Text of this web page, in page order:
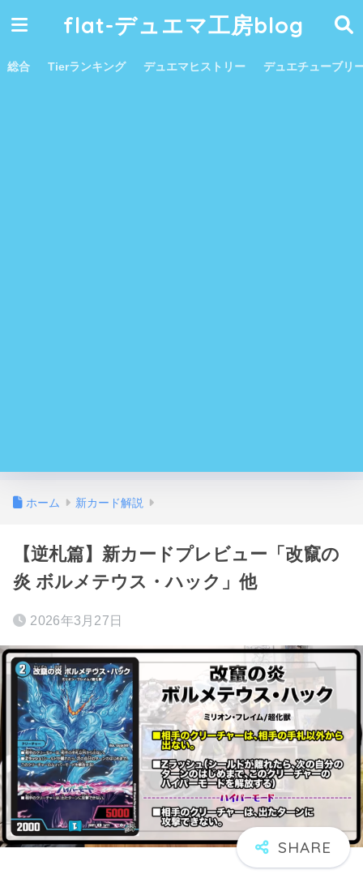
flat-デュエマ工房blog
総合 Tierランキング デュエマヒストリー デュエチューブリ
ホーム 新カード解説
【逆札篇】新カードプレビュー「改竄の
炎 ボルメテウス・ハック」他
2026年3月27日